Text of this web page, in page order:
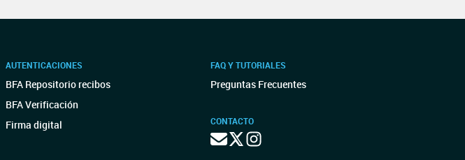
AUTENTICACIONES
BFA Repositorio recibos
BFA Verificación
Firma digital
FAQ Y TUTORIALES
Preguntas Frecuentes
CONTACTO